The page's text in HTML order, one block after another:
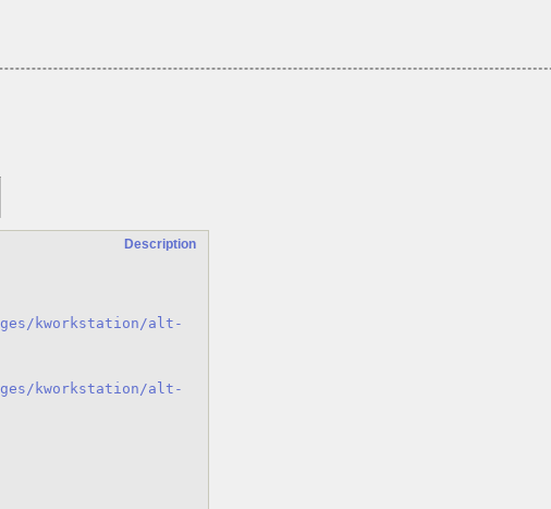
Description
kworkstation/alt-
kworkstation/alt-